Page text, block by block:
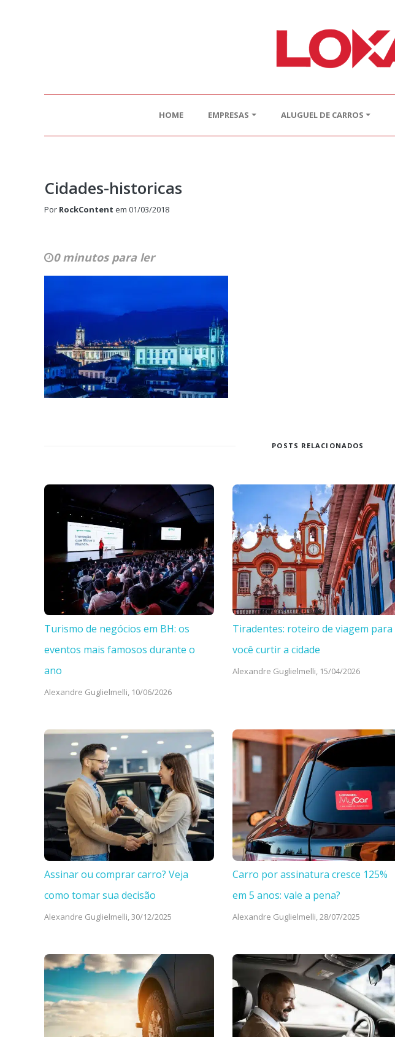
HOME EMPRESAS ALUGUEL DE CARROS
Cidades-historicas
Por RockContent em 01/03/2018
0 minutos para ler
POSTS RELACIONADOS
Turismo de negócios em BH: os
eventos mais famosos durante o
ano
Alexandre Guglielmelli, 10/06/2026
Tiradentes: roteiro de viagem para
você curtir a cidade
Alexandre Guglielmelli, 15/04/2026
Assinar ou comprar carro? Veja
como tomar sua decisão
Alexandre Guglielmelli,30/12/2025
Carro por assinatura cresce 125%
em 5 anos: vale a pena?
Alexandre Guglielmelli,28/07/2025